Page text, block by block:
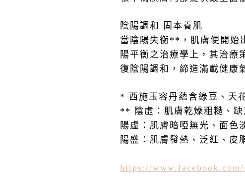
陰陽調和 固本養肌
當陰陽失衡** ，肌膚便開
陽平衡之治療學上，其治療
復陰陽調和，締造滿載健康
* 西施玉容丹蘊含綠豆、天
**
陰虛：肌膚乾燥粗糙、缺
陽虛：肌膚暗啞無光、面色
陽盛：肌膚發熱、泛紅、皮
https://www.facebook.com/